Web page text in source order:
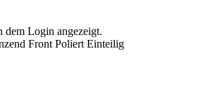
dem Login angezeigt.
Front Poliert Einteilig